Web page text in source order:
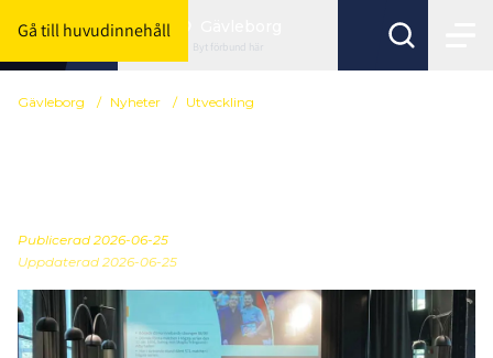
Gå till huvudinnehåll
Byt förbund här
Gävleborg / Nyheter / Utveckling
Publicerad 2026-06-25
Uppdaterad 2026-06-25